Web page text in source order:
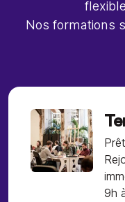
Nos formations
9h